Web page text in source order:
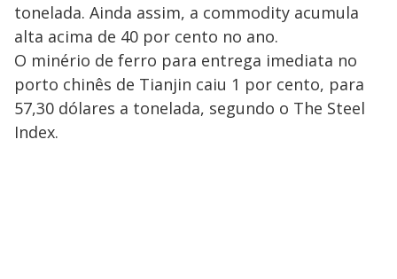
tonelada. Ainda assim, a commodity acumula
alta acima de 40 por cento no ano.
O minério de ferro para entrega imediata no
porto chinês de Tianjin caiu 1 por cento, para
57,30 dólares a tonelada, segundo o The Steel
Index.